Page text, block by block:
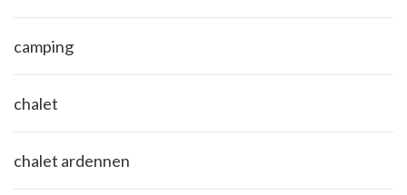
camping
chalet
chalet ardennen